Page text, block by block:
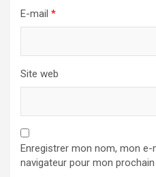
E-mail *
Site web
Enregistrer mon nom, mon
navigateur pour mon